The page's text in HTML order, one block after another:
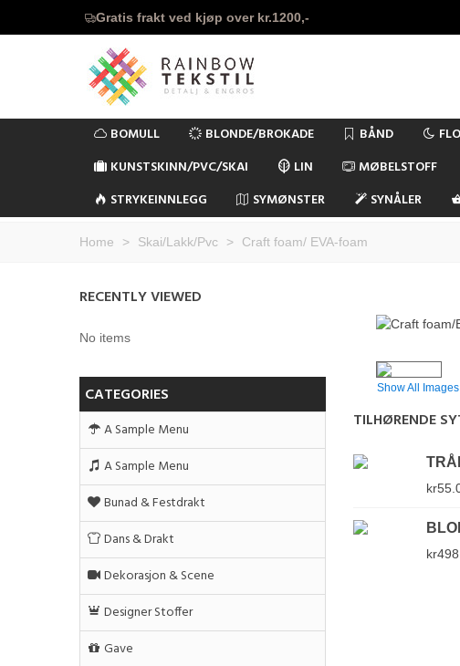
Gratis frakt ved kjøp over kr.1200,-
BOMULL BLONDE/BROKADE BÅND
KUNSTSKINN/PVC/SKAI
LIN MØBELSTOFF
STRYKEINNLEGG
SYMØNSTER SYNÅLER
Home > Skai/Lakk/Pvc > Craft foam/ EVA-foam
RECENTLY VIEWED
No items
CATEGORIES
A Sample Menu
A Sample Menu
Bunad & Festdrakt
Dans & Drakt
Dekorasjon & Scene
Designer Stoffer
Gave
Show All Images
TILHØRENDE